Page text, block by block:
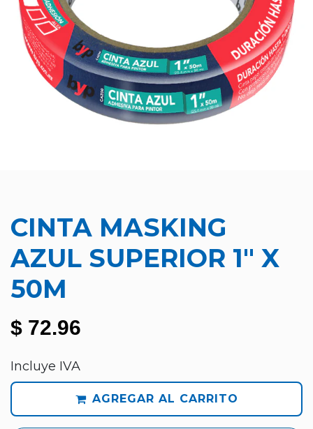
CINTA MASKING
AZUL SUPERIOR 1" X
50M
$ 72.96
Incluye IVA
AGREGAR AL CARRITO